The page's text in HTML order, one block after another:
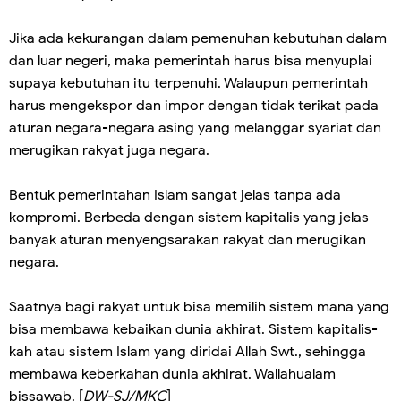
Jika ada kekurangan dalam pemenuhan kebutuhan dalam
dan luar negeri, maka pemerintah harus bisa menyuplai
supaya kebutuhan itu terpenuhi. Walaupun pemerintah
harus mengekspor dan impor dengan tidak terikat pada
aturan negara-negara asing yang melanggar syariat dan
merugikan rakyat juga negara.
Bentuk pemerintahan Islam sangat jelas tanpa ada
kompromi. Berbeda dengan sistem kapitalis yang jelas
banyak aturan menyengsarakan rakyat dan merugikan
negara.
Saatnya bagi rakyat untuk bisa memilih sistem mana yang
bisa membawa kebaikan dunia akhirat. Sistem kapitalis-
kah atau sistem Islam yang diridai Allah Swt., sehingga
membawa keberkahan dunia akhirat. Wallahualam
bissawab. [DW-SJ/MKC]